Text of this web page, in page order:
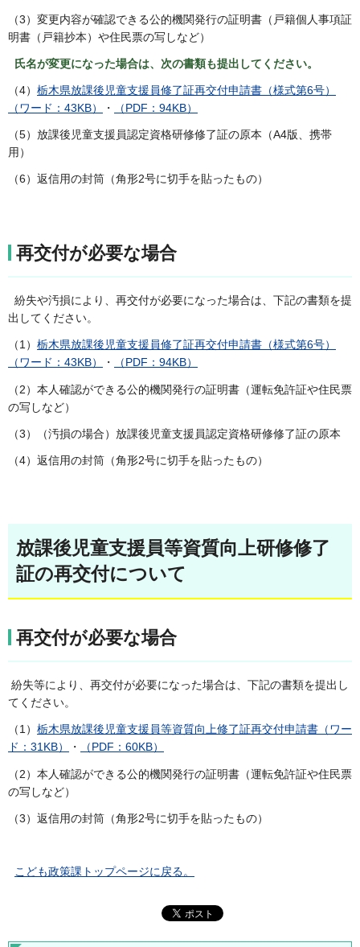
（3）変更内容が確認できる公的機関発行の証明書（戸籍個人事項証
明書（戸籍抄本）や住民票の写しなど）
氏名が変更になった場合は、次の書類も提出してください。
（4） 栃木県放課後児童支援員修了証再交付申請書（様式第6号）
（ワード：43KB）
・ （PDF：94KB）
（5）放課後児童支援員認定資格研修修了証の原本（A4版、携帯
用）
（6）返信用の封筒（角形2号に切手を貼ったもの）
再交付が必要な場合
紛失や汚損により、再交付が必要になった場合は、下記の書類を提
出してください。
（1） 栃木県放課後児童支援員修了証再交付申請書（様式第6号）
（ワード：43KB）
・ （PDF：94KB）
（2）本人確認ができる公的機関発行の証明書（運転免許証や住民票
の写しなど）
（3）（汚損の場合）放課後児童支援員認定資格研修修了証の原本
（4）返信用の封筒（角形2号に切手を貼ったもの）
放課後児童支援員等資質向上研修修了
証の再交付について
再交付が必要な場合
紛失等により、再交付が必要になった場合は、下記の書類を提出し
てください。
（1） 栃木県放課後児童支援員等資質向上修了証再交付申請書（ワー
ド：31KB）
・ （PDF：60KB）
（2）本人確認ができる公的機関発行の証明書（運転免許証や住民票
の写しなど）
（3）返信用の封筒（角形2号に切手を貼ったもの）
こども政策課トップページに戻る。